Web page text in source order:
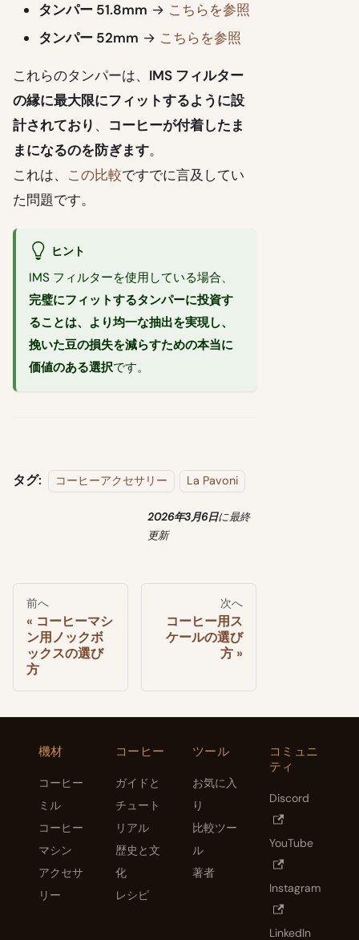
タンパー 51.8mm → こちらを参照
タンパー 52mm → こちらを参照
これらのタンパーは、 IMS フィルター
の縁に最大限にフィットするように設
計されており 、 コーヒーが付着したま
まになるのを防ぎます。
これは、 この比較ですでに言及してい
た問題です。
ヒント
IMS フィルターを使用している場合、
完璧にフィットするタンパーに投資す
ることは、より均一な抽出を実現し、
挽いた豆の損失を減らすための本当に
価値のある選択です。
タグ: コーヒーアクセサリー La Pavoni
2026年3月6日に最終
更新
前へ
コーヒーマシ
ン用ノックボ
ックスの選び
方
次へ
コーヒー用ス
ケールの選び
方
機材
コーヒー
ミル
コーヒー
マシン
アクセサ
リー
コーヒー
ガイドと
チュート
リアル
歴史と文
化
レシピ
ツール
お気に入
り
比較ツー
ル
著者
コミュニ
ティ
Discord
YouTube
Instagram
LinkedIn